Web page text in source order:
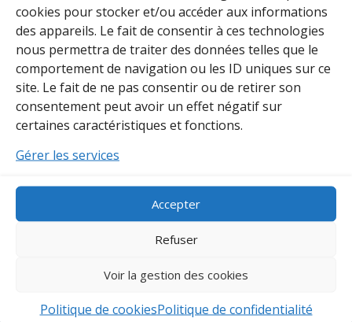
cookies pour stocker et/ou accéder aux informations
des appareils. Le fait de consentir à ces technologies
nous permettra de traiter des données telles que le
comportement de navigation ou les ID uniques sur ce
site. Le fait de ne pas consentir ou de retirer son
consentement peut avoir un effet négatif sur
certaines caractéristiques et fonctions.
Gérer les services
Accepter
Refuser
Voir la gestion des cookies
Politique de cookiesPolitique de confidentialité
Flocage / Sérigraphie